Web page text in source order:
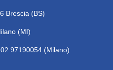
Brescia (BS)
(MI)
97190054 (Milano)